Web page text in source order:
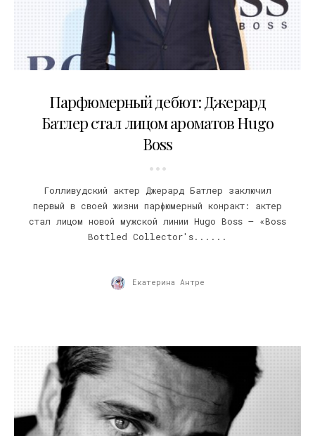
Парфюмерный дебют: Джерард
Батлер стал лицом ароматов Hugo
Boss
Голливудский актер Джерард Батлер заключил
первый в своей жизни парфюмерный конракт: актер
стал лицом новой мужской линии Hugo Boss – «Boss
Bottled Collector's......
Екатерина Антре